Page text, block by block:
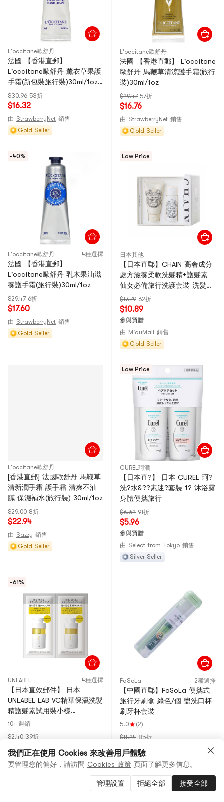
L'occitane歐舒丹
法國 【香港直郵】
L'occitane歐舒丹 薰衣草果護
手霜(新包裝旅行裝)30ml/1oz
(臨期促銷)
$30.96 53折
$16.32
由 StrawberryNet 銷售
Gold Seller
L'occitane歐舒丹
法國 【香港直郵】 L'occitane
歐舒丹 馬鞭草清涼護手霜(旅行
裝)30ml/1oz
$29.47 57折
$16.76
由 StrawberryNet 銷售
Gold Seller
-40%
L'occitane歐舒丹 4種選擇
法國 【香港直郵】
L'occitane歐舒丹 乳木果油滋
養護手霜(旅行裝)30ml/1oz
$29.47 6折
$17.60
由 StrawberryNet 銷售
Gold Seller
Low Price
日本其他
【日本直郵】CHAIN 高奢成分
處方滋養柔軟洗髮精+護髮素
仙女必備旅行洗護套裝 洗髮精
50ml+護髮素50g 寶寶可用
$17.79 62折
$10.89
參與買贈
由 MiauMall
銷售
Gold Seller
L'occitane歐舒丹
[香港直郵] 法國歐舒丹 馬鞭草
清新潤手霜 護手霜 清爽不油
膩 保濕補水(旅行裝) 30ml/1oz
$29.00 8折
$22.94
由 Sazzy 銷售
Gold Seller
Low Price
CUREL珂潤
【日本直?】 日本 CUREL 珂?
洗?水&??素迷?套裝 1? 沐浴露
身體便攜旅行
$6.62 91折
$5.96
參與買贈
由 Select from Tokyo 銷售
Silver Seller
-61%
UNLABEL 4種選擇
【日本直效郵件】 日本
UNLABEL LAB VC精華保濕洗髮
精護髮素試用裝小樣
12ml+12ml
10+ 週銷
$2.40 39折
$0.93
參與買贈
1 張優惠券可用
FaSoLa 2種選擇
【中國直郵】FaSoLa 便攜式
旅行牙刷盒 綠色/個 盥洗口杯
刷牙杯套裝
5.0
(2)
$11.24 85折
$9.55
由 Excelenty@CHINA 銷售
我們正在使用 Cookies 來改善用戶體驗
要管理您的偏好，請訪問 Cookies 政策 頁面了解更多信息。
管理設置 拒絕全部 接受全部